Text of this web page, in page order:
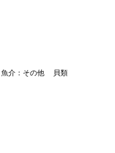
魚介：その他 貝類